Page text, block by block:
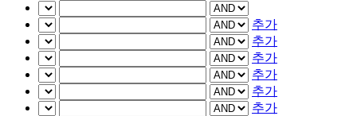
추가
추가
추가
추가
추가
추가